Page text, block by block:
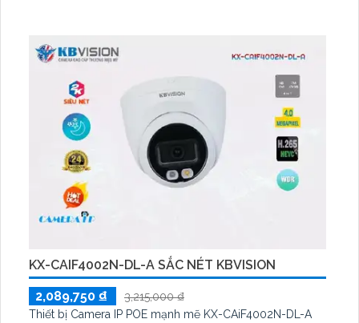
KX-CAIF4002N-DL-A SẮC NÉT KBVISION
2,089,750 ₫
3,215,000 ₫
Thiết bị Camera IP POE mạnh mẽ KX-CAiF4002N-DL-A